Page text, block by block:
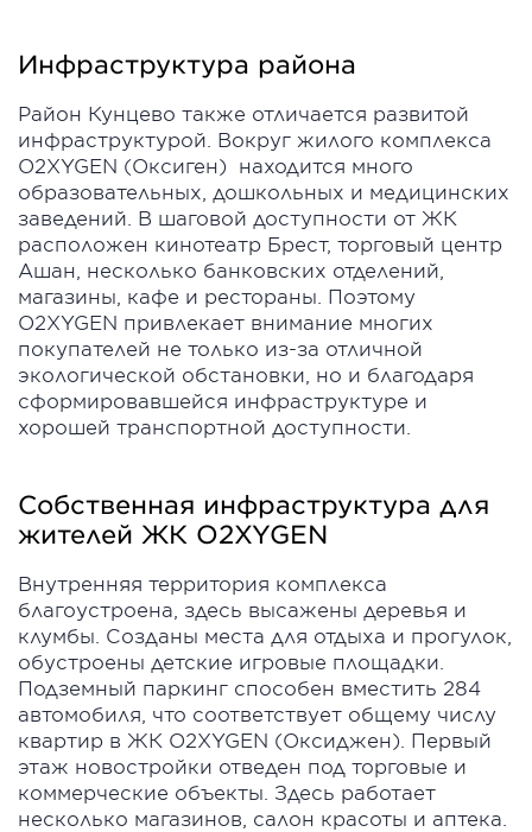
Инфраструктура района
Район Кунцево также отличается развитой
инфраструктурой. Вокруг жилого комплекса
O2XYGEN (Оксиген) находится много
образовательных, дошкольных и медицинских
заведений. В шаговой доступности от ЖК
расположен кинотеатр Брест, торговый центр
Ашан, несколько банковских отделений,
магазины, кафе и рестораны. Поэтому
O2XYGEN привлекает внимание многих
покупателей не только из-за отличной
экологической обстановки, но и благодаря
сформировавшейся инфраструктуре и
хорошей транспортной доступности.
Собственная инфраструктура для
жителей ЖК O2XYGEN
Внутренняя территория комплекса
благоустроена, здесь высажены деревья и
клумбы. Созданы места для отдыха и прогулок,
обустроены детские игровые площадки.
Подземный паркинг способен вместить 284
автомобиля, что соответствует общему числу
квартир в ЖК O2XYGEN (Оксиджен). Первый
этаж новостройки отведен под торговые и
коммерческие объекты. Здесь работает
несколько магазинов, салон красоты и аптека.